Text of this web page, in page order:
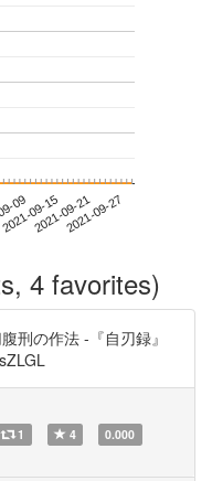
09
2021-09-152021-09-212021-09-27
4 favorites)
刑の作法 -『自刃録』
1 4 0.000